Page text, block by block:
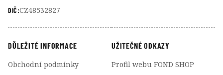
DIČ:CZ48532827
DŮLEŽITÉ INFORMACE
Obchodní podmínky
UŽITEČNÉ ODKAZY
Profil webu FOND SHOP